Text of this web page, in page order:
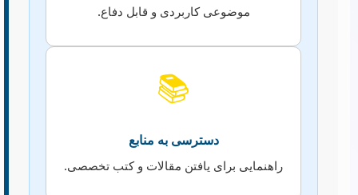
موضوعی کاربردی و قابل دفاع.
📚
دسترسی به منابع
راهنمایی برای یافتن مقالات و کتب تخصصی.